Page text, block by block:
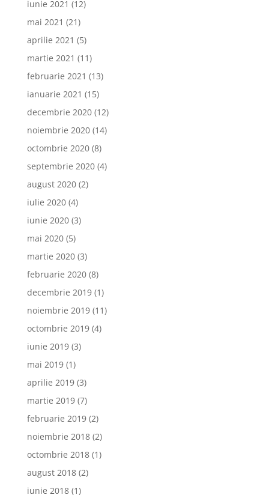
iunie 2021 (12)
mai 2021 (21)
aprilie 2021 (5)
martie 2021 (11)
februarie 2021 (13)
ianuarie 2021 (15)
decembrie 2020(12)
noiembrie 2020(14)
octombrie 2020(8)
septembrie 2020(4)
august 2020(2)
iulie 2020(4)
iunie 2020(3)
mai 2020(5)
martie 2020(3)
februarie 2020(8)
decembrie 2019(1)
noiembrie 2019(11)
octombrie 2019(4)
iunie 2019(3)
mai 2019(1)
aprilie 2019(3)
martie 2019(7)
februarie 2019(2)
noiembrie 2018(2)
octombrie 2018(1)
august 2018(2)
iunie 2018(1)